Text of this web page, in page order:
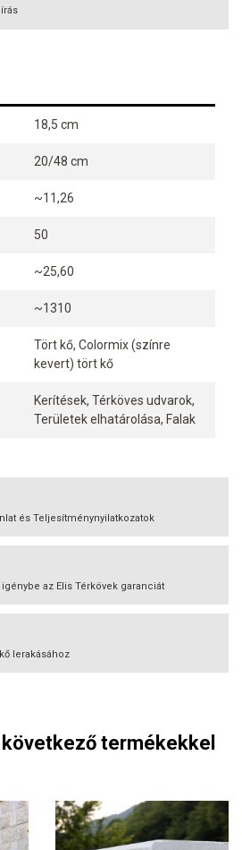
18,5 cm
20/48 cm
~11,26
50
~25,60
~1310
Tört kő, Colormix (színre
kevert) tört kő
Kerítések, Térköves udvarok,
Területek elhatárolása, Falak
és Teljesítménynyilatkozatok
az Elis Térkövek garanciát
lerakásához
termékekkel